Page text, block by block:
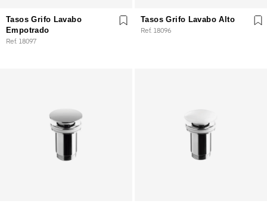
Tasos Grifo Lavabo
Empotrado
Ref. 18097
Tasos Grifo Lavabo Alto
Ref. 18096